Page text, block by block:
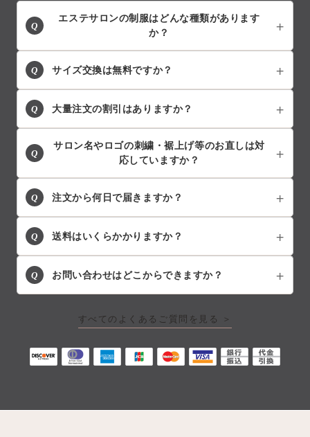
Q
エステサロンの制服はどんな種類があります
か？
Q サイズ交換は無料ですか？
Q 大量注文の割引はありますか？
Q
サロン名やロゴの刺繍・裾上げ等のお直しは対
応していますか？
Q 注文から何日で届きますか？
Q 送料はいくらかかりますか？
Q お問い合わせはどこからできますか？
すべてのよくあるご質問を見る ＞